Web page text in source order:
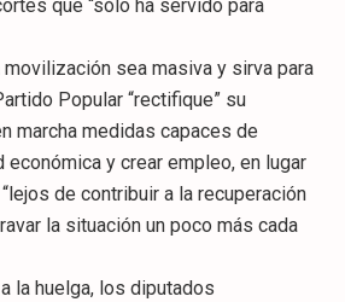
que “sólo ha servido para
movilización sea masiva y sirva para
Popular “rectifique” su
marcha medidas capaces de
económica y crear empleo, en lugar
de contribuir a la recuperación
la situación un poco más cada
la huelga, los diputados